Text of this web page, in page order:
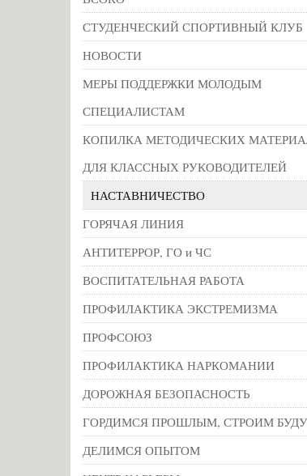
СТУДЕНЧЕСКИЙ СПОРТИВНЫЙ КЛУБ
НОВОСТИ
МЕРЫ ПОДДЕРЖКИ МОЛОДЫМ
СПЕЦИАЛИСТАМ
КОПИЛКА МЕТОДИЧЕСКИХ
ДЛЯ КЛАССНЫХ РУКОВОДИТЕЛЕЙ
НАСТАВНИЧЕСТВО
ГОРЯЧАЯ ЛИНИЯ
АНТИТЕРРОР, ГО и ЧС
ВОСПИТАТЕЛЬНАЯ РАБОТА
ПРОФИЛАКТИКА ЭКСТРЕМИЗМА
ПРОФСОЮЗ
ПРОФИЛАКТИКА НАРКОМАНИИ
ДОРОЖНАЯ БЕЗОПАСНОСТЬ
ГОРДИМСЯ ПРОШЛЫМ, СТРОИМ
ДЕЛИМСЯ ОПЫТОМ